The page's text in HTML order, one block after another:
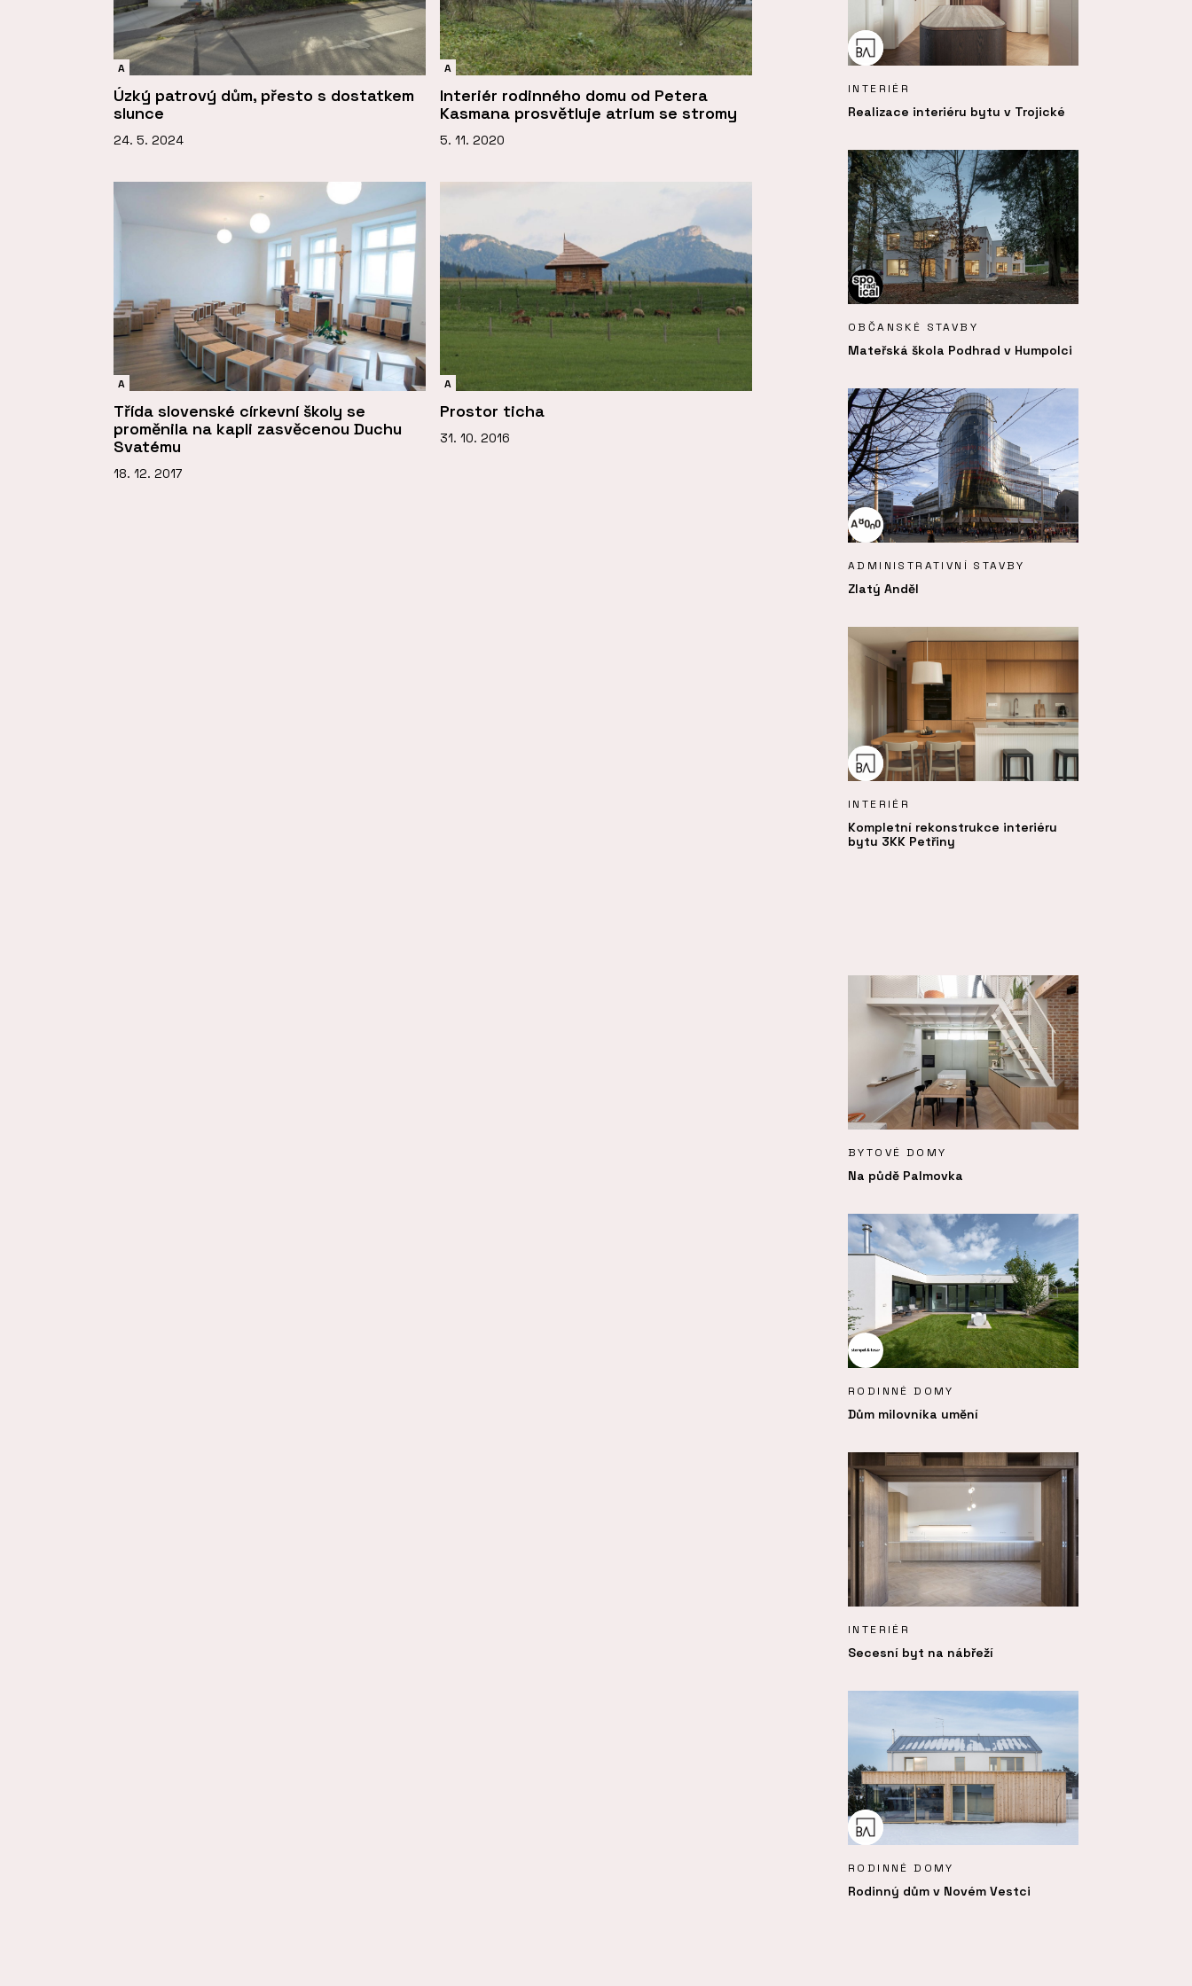
A
Úzký patrový dům, přesto s dostatkem
slunce
24. 5. 2024
A
Interiér rodinného domu od Petera
Kasmana prosvětluje atrium se stromy
5. 11. 2020
A
Třída slovenské církevní školy se
proměnila na kapli zasvěcenou Duchu
Svatému
18. 12. 2017
A
Prostor ticha
31. 10. 2016
INTERIÉR
Realizace interiéru bytu v Trojické
OBČANSKÉ STAVBY
Mateřská škola Podhrad v Humpolci
ADMINISTRATIVNÍ STAVBY
Zlatý Anděl
INTERIÉR
Kompletní rekonstrukce interiéru
bytu 3KK Petřiny
BYTOVÉ DOMY
Na půdě Palmovka
RODINNÉ DOMY
Dům milovníka umění
INTERIÉR
Secesní byt na nábřeží
RODINNÉ DOMY
Rodinný dům v Novém Vestci